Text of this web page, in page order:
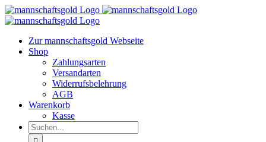
Zum
Inhalt
Zur mannschaftsgold Webseite
Shop
Zahlungsarten
Versandarten
Widerrufsbelehrung
AGB
Warenkorb
Kasse
Suche
nach: